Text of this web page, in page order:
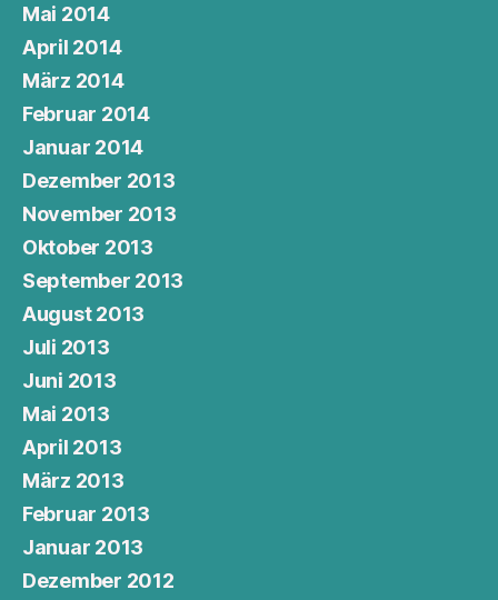
Mai 2014
April 2014
März 2014
Februar 2014
Januar 2014
Dezember 2013
November 2013
Oktober 2013
September 2013
August 2013
Juli 2013
Juni 2013
Mai 2013
April 2013
März 2013
Februar 2013
Januar 2013
Dezember 2012